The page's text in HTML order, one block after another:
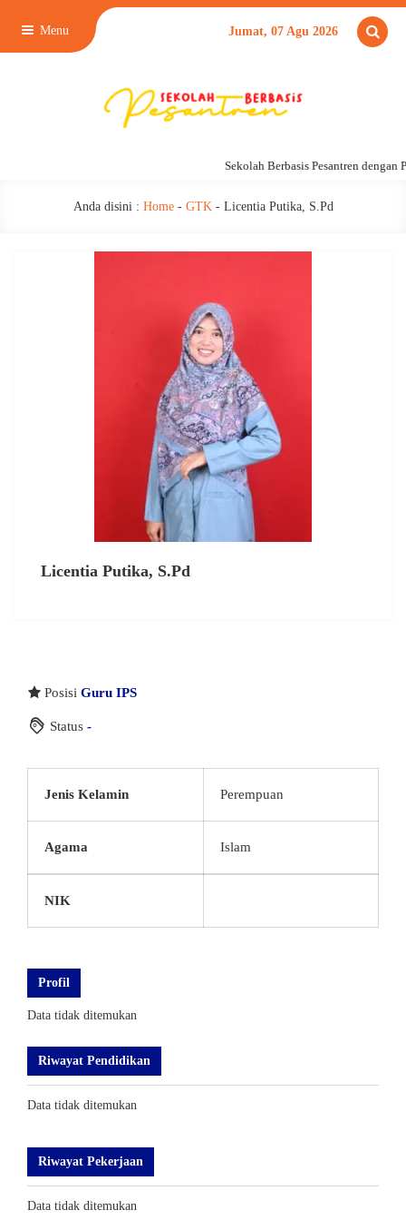
Menu Jumat, 07 Agu 2026
Sekolah Berbasis Pesantren dengan
Anda disini : Home- GTK- Licentia Putika, S.Pd
Licentia Putika, S.Pd
Posisi Guru IPS
Status -
Jenis Kelamin Perempuan
Agama Islam
NIK
Profil
Data tidak ditemukan
Riwayat Pendidikan
Data tidak ditemukan
Riwayat Pekerjaan
Data tidak ditemukan